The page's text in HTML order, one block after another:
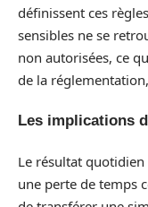
définissent ces
sensibles ne se
non autorisées, ce
de la
Les implications
Le résultat
une perte de temps